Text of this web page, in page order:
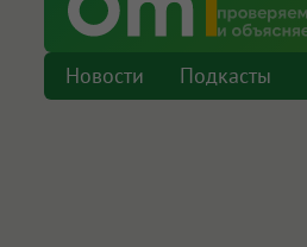
Новости Подкасты